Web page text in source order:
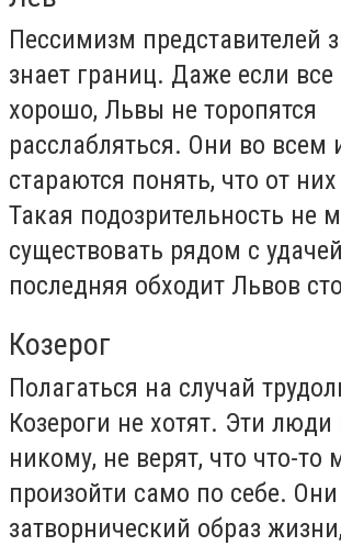
Пессимизм представителей
знает границ. Даже если все
хорошо, Львы не торопятся
расслабляться. Они во всем
стараются понять, что от
Такая подозрительность не
существовать рядом с
последняя обходит Львов
Козерог
Полагаться на случай
Козероги не хотят. Эти
никому, не верят, что что-то
произойти само по себе. Они
затворнический образ